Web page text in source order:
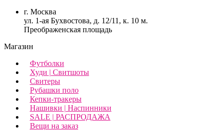
г. Москва
ул. 1-ая Бухвостова, д. 12/11, к. 10 м.
Преображенская площадь
Магазин
Футболки
Худи | Свитшоты
Свитеры
Рубашки поло
Кепки-тракеры
Нашивки | Наспинники
SALE | РАСПРОДАЖА
Вещи на заказ